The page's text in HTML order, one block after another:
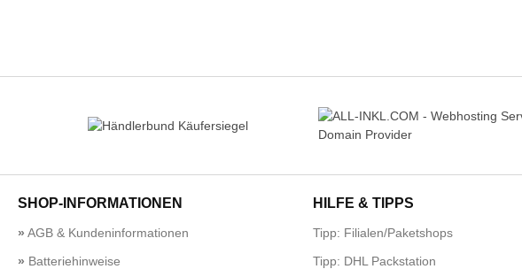
SHOP-INFORMATIONEN
AGB & Kundeninformationen
Batteriehinweise
HILFE & TIPPS
Tipp: Filialen/Paketshops
Tipp: DHL Packstation